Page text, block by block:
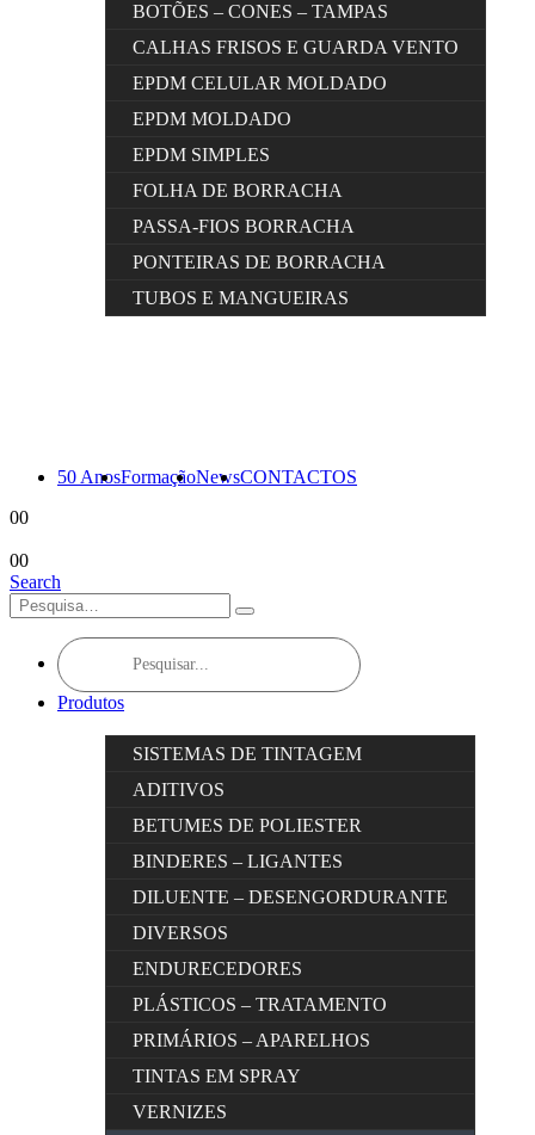
BOTÕES – CONES – TAMPAS
CALHAS FRISOS E GUARDA VENTO
EPDM CELULAR MOLDADO
EPDM MOLDADO
EPDM SIMPLES
FOLHA DE BORRACHA
PASSA-FIOS BORRACHA
PONTEIRAS DE BORRACHA
TUBOS E MANGUEIRAS
50 AnosFormaçãoNewsCONTACTOS
00
00
Search
Products
search
Produtos
SISTEMAS DE TINTAGEM
ADITIVOS
BETUMES DE POLIESTER
BINDERES – LIGANTES
DILUENTE – DESENGORDURANTE
DIVERSOS
ENDURECEDORES
PLÁSTICOS – TRATAMENTO
PRIMÁRIOS – APARELHOS
TINTAS EM SPRAY
VERNIZES